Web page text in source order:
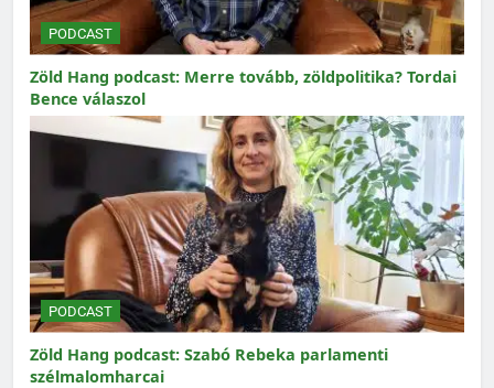
PODCAST
Zöld Hang podcast: Merre tovább, zöldpolitika? Tordai
Bence válaszol
PODCAST
Zöld Hang podcast: Szabó Rebeka parlamenti
szélmalomharcai